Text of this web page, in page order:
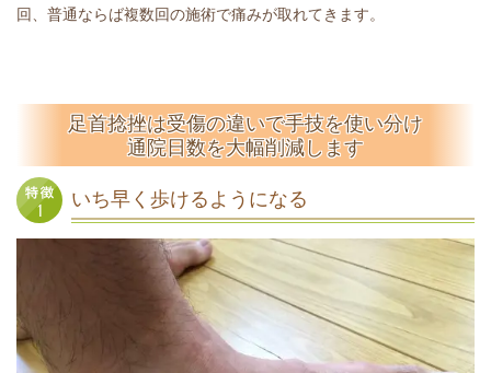
回、普通ならば複数回の施術で痛みが取れてきます。
足首捻挫は受傷の違いで手技を使い分け
通院日数を大幅削減します
いち早く歩けるようになる